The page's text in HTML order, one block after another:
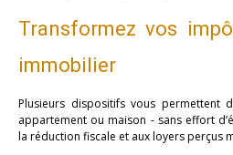
Transformez vos
immobilier
Plusieurs dispositifs vous permettent
appartement ou maison - sans effort
la réduction fiscale et aux loyers perçus